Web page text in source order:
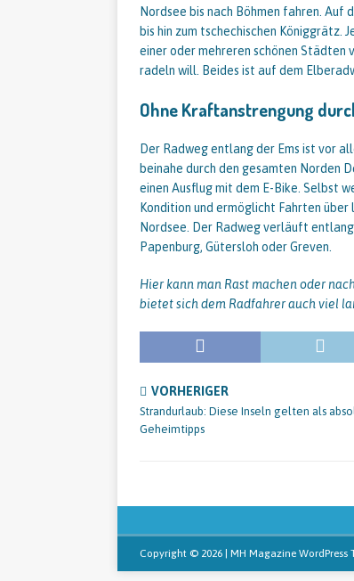
Nordsee bis nach Böhmen fahren.
bis hin zum tschechischen Königgrätz.
einer oder mehreren schönen Städten
radeln will. Beides ist auf dem
Ohne Kraftanstrengung
Der Radweg entlang der Ems ist vor
beinahe durch den gesamten Norden
einen Ausflug mit dem E-Bike. Selbst
Kondition und ermöglicht Fahrten
Nordsee. Der Radweg verläuft
Papenburg, Gütersloh oder Greven.
Hier kann man Rast machen oder
bietet sich dem Radfahrer auch viel
VORHERIGER
Strandurlaub: Diese Inseln gelten als
Geheimtipps
Copyright © 2026 | MH Magazine WordPress